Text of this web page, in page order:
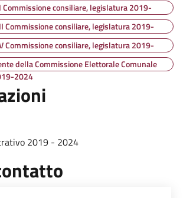
consiliare, legislatura 2019-
Commissione consiliare, legislatura 2019-
Commissione consiliare, legislatura 2019-
della Commissione Elettorale Comunale
2024
2019 - 2024